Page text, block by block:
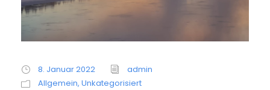
8. Januar 2022
admin
Allgemein, Unkategorisiert